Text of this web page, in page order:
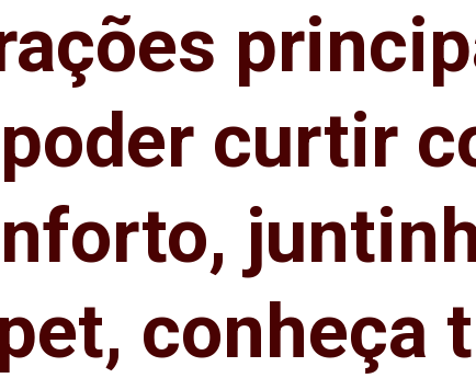
curtir
conheça
curtir
conheça